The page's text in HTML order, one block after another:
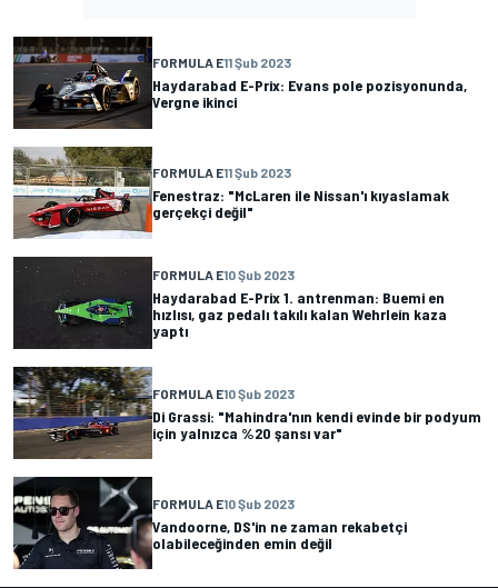
FORMULA E11 Şub 2023
Haydarabad E-Prix: Evans pole pozisyonunda,
Vergne ikinci
FORMULA E11 Şub 2023
Fenestraz: "McLaren ile Nissan'ı kıyaslamak
gerçekçi değil"
FORMULA E10 Şub 2023
Haydarabad E-Prix 1. antrenman: Buemi en
hızlısı, gaz pedalı takılı kalan Wehrlein kaza
yaptı
FORMULA E10 Şub 2023
Di Grassi: "Mahindra'nın kendi evinde bir podyum
için yalnızca %20 şansı var"
FORMULA E10 Şub 2023
Vandoorne, DS'in ne zaman rekabetçi
olabileceğinden emin değil